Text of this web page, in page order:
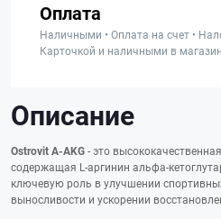
Оплата
Наличными • Оплата на счет •
Карточкой и наличными в
Описание
Ostrovit A-AKG- это
содержащая L-аргинин альфа-
ключевую роль в улучшении
выносливости и ускорении